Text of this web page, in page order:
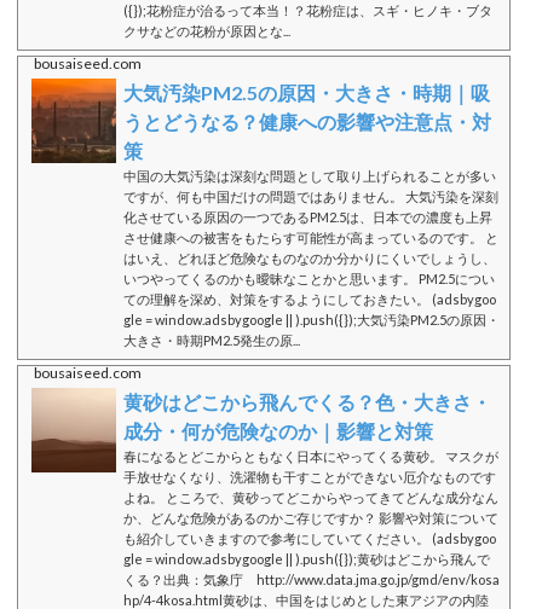
({});花粉症が治るって本当！？花粉症は、スギ・ヒノキ・ブタ
クサなどの花粉が原因とな...
bousaiseed.com
大気汚染PM2.5の原因・大きさ・時期｜吸
うとどうなる？健康への影響や注意点・対
策
中国の大気汚染は深刻な問題として取り上げられることが多い
ですが、何も中国だけの問題ではありません。 大気汚染を深刻
化させている原因の一つであるPM2.5は、日本での濃度も上昇
させ健康への被害をもたらす可能性が高まっているのです。 と
はいえ、どれほど危険なものなのか分かりにくいでしょうし、
いつやってくるのかも曖昧なことかと思います。 PM2.5につい
ての理解を深め、対策をするようにしておきたい。 (adsbygoo
gle = window.adsbygoogle || ).push({});大気汚染PM2.5の原因・
大きさ・時期PM2.5発生の原...
bousaiseed.com
黄砂はどこから飛んでくる？色・大きさ・
成分・何が危険なのか｜影響と対策
春になるとどこからともなく日本にやってくる黄砂。 マスクが
手放せなくなり、洗濯物も干すことができない厄介なものです
よね。 ところで、黄砂ってどこからやってきてどんな成分なん
か、どんな危険があるのかご存じですか？ 影響や対策について
も紹介していきますので参考にしていてください。 (adsbygoo
gle = window.adsbygoogle || ).push({});黄砂はどこから飛んで
くる？出典：気象庁 http://www.data.jma.go.jp/gmd/env/kosa
hp/4-4kosa.html黄砂は、中国をはじめとした東アジアの内陸